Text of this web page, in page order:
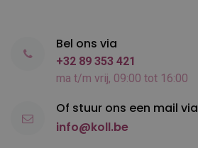
Bel ons via
+32 89 353 421
ma t/m vrij, 09:00 tot 16:00
Of stuur ons een mail via
info@koll.be